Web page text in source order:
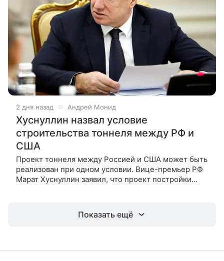
2 дня назад Андрей Монид
Хуснуллин назвал условие
строительства тоннеля между РФ и
США
Проект тоннеля между Россией и США может быть
реализован при одном условии. Вице-премьер РФ
Марат Хуснуллин заявил, что проект постройки
Показать ещё